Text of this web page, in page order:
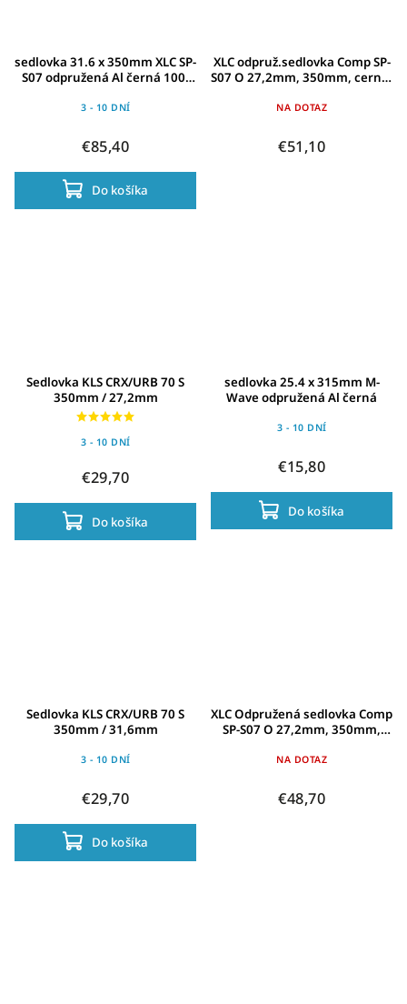
sedlovka 31.6 x 350mm XLC SP-
S07 odpružená Al černá 100-
3 - 10 DNÍ
€85,40
Do košíka
XLC odpruž.sedlovka Comp SP-
S07 O 27,2mm, 350mm, cerná,
NA DOTAZ
€51,10
Sedlovka KLS CRX/URB 70 S
350mm / 27,2mm
3 - 10 DNÍ
€29,70
Do košíka
sedlovka 25.4 x 315mm M-
Wave odpružená Al černá
3 - 10 DNÍ
€15,80
Do košíka
Sedlovka KLS CRX/URB 70 S
350mm / 31,6mm
3 - 10 DNÍ
€29,70
Do košíka
XLC Odpružená sedlovka Comp
SP-S07 O 27,2mm, 350mm,
NA DOTAZ
€48,70